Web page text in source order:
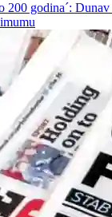
200 godina´: